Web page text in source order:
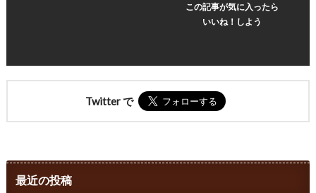
この記事が気に入ったら
いいね！しよう
Twitter で
最近の投稿